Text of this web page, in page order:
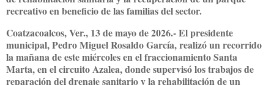
recreativo en beneficio de las familias del sector.
Coatzacoalcos, Ver., 13 de mayo de 2026.- El presidente
municipal, Pedro Miguel Rosaldo García, realizó un recorrido
la mañana de este miércoles en el fraccionamiento Santa
Marta, en el circuito Azalea, donde supervisó los trabajos de
reparación del drenaje sanitario y la rehabilitación de un